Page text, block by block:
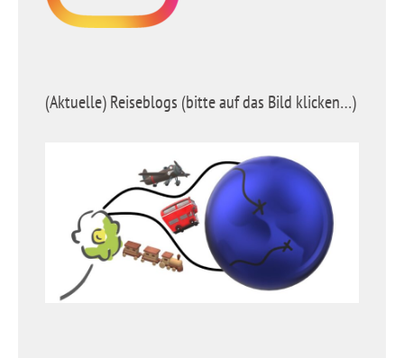
(Aktuelle) Reiseblogs (bitte auf das Bild klicken…)